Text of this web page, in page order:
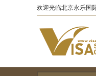
欢迎光临北京永乐国